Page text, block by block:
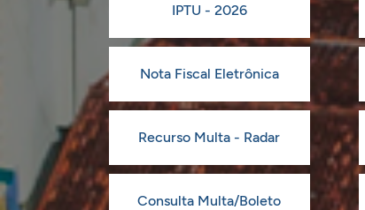
IPTU - 2026
Nota Fiscal Eletrônica
Recurso Multa - Radar
Consulta Multa/Boleto